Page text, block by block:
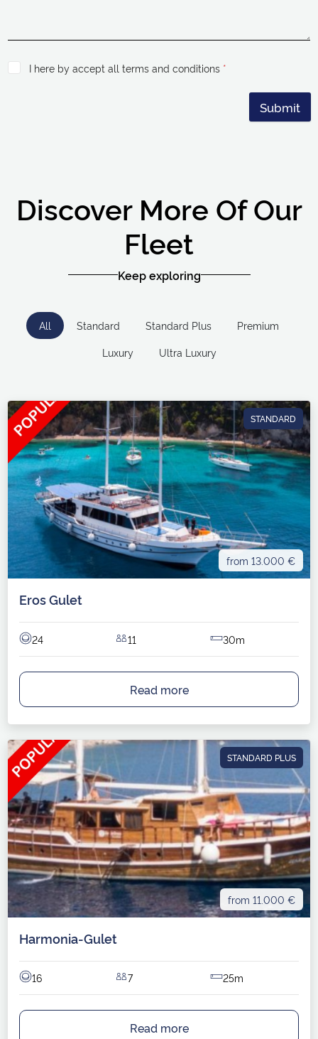
I here by accept all terms and conditions *
Submit
Discover More Of Our
Fleet
Keep exploring
All Standard Standard Plus
Premium
Luxury
Ultra Luxury
STANDARD
from 13.000 €
Eros Gulet
24 11 30m
Read more
STANDARD PLUS
from 11.000 €
Harmonia-Gulet
16 7 25m
Read more